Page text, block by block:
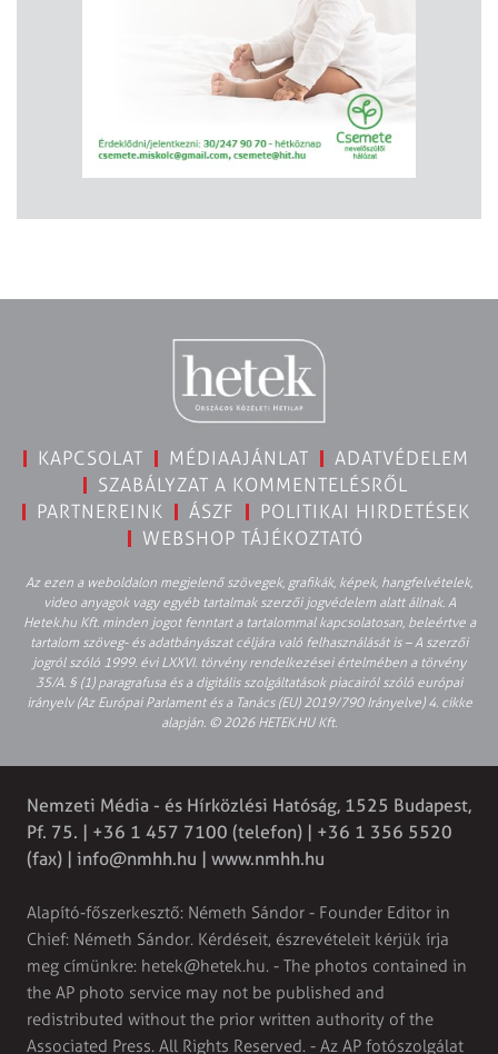
KAPCSOLAT MÉDIAAJÁNLAT
ADATVÉDELEM
SZABÁLYZAT A KOMMENTELÉSRŐL
PARTNEREINK
ÁSZF
POLITIKAI HIRDETÉSEK
WEBSHOP TÁJÉKOZTATÓ
Az ezen a weboldalon megjelenő szövegek, grafikák, képek, hangfelvételek,
video anyagok vagy egyéb tartalmak szerzői jogvédelem alatt állnak. A
Hetek.hu Kft. minden jogot fenntart a tartalommal kapcsolatosan, beleértve a
tartalom szöveg- és adatbányászat céljára való felhasználását is – A szerzői
jogról szóló 1999. évi LXXVI. törvény rendelkezései értelmében a törvény
35/A. § (1) paragrafusa és a digitális szolgáltatások piacairól szóló európai
irányelv (Az Európai Parlament és a Tanács (EU) 2019/790 Irányelve) 4. cikke
alapján. © 2026 HETEK.HU Kft.
Nemzeti Média - és Hírközlési Hatóság, 1525 Budapest,
Pf. 75. | +36 1 457 7100 (telefon) | +36 1 356 5520
(fax) | info@nmhh.hu | www.nmhh.hu
Alapító-főszerkesztő: Németh Sándor - Founder Editor in
Chief: Németh Sándor. Kérdéseit, észrevételeit kérjük írja
meg címünkre: hetek@hetek.hu. - The photos contained in
the AP photo service may not be published and
redistributed without the prior written authority of the
Associated Press. All Rights Reserved. - Az AP fotószolgálat